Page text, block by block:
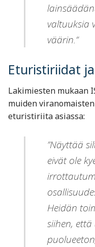
valtuuksia
väärin.”
Eturistiriidat
Lakimiesten mukaan
muiden
eturistiriita asiassa:
”Näyttää
eivät ole
Heidän
siihen,